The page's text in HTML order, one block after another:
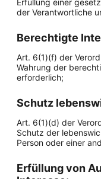
Erfüllung einer
der Verantwortliche
Berechtigte
Art. 6(1)(f) der
Wahrung der
erforderlich;
Schutz
Art. 6(1)(d) der
Schutz der
Person oder einer
Erfüllung von